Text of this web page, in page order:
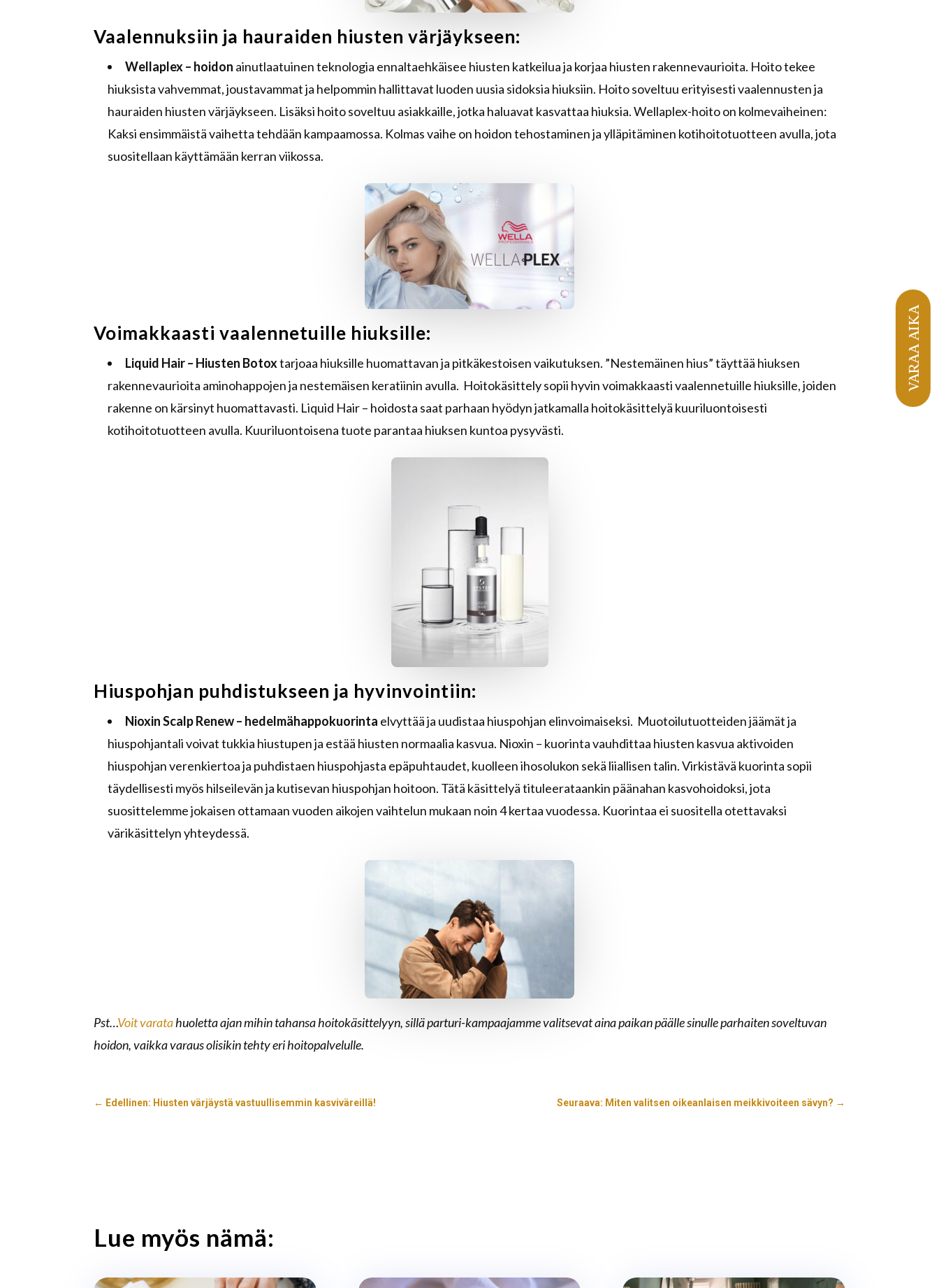
Vaalennuksiin ja hauraiden hiusten värjäykseen:
Wellaplex– hoidon ainutlaatuinen teknologia ennaltaehkäisee hiusten katkeilua ja korjaa hiusten rakennevaurioita. Hoito tekee
hiuksista vahvemmat, joustavammat ja helpommin hallittavat luoden uusia sidoksia hiuksiin. Hoito soveltuu erityisesti vaalennusten ja
hauraiden hiusten värjäykseen. Lisäksi hoito soveltuu asiakkaille, jotka haluavat kasvattaa hiuksia. Wellaplex-hoito on kolmevaiheinen:
Kaksi ensimmäistä vaihetta tehdään kampaamossa. Kolmas vaihe on hoidon tehostaminen ja ylläpitäminen kotihoitotuotteen avulla, jota
suositellaan käyttämään kerran viikossa.
Voimakkaasti vaalennetuille hiuksille:
Liquid Hair – Hiusten Botoxtarjoaa hiuksille huomattavan ja pitkäkestoisen vaikutuksen. ”Nestemäinen hius” täyttää hiuksen
rakennevaurioita aminohappojen ja nestemäisen keratiinin avulla. Hoitokäsittely sopii hyvin voimakkaasti vaalennetuille hiuksille, joiden
rakenne on kärsinyt huomattavasti. Liquid Hair – hoidosta saat parhaan hyödyn jatkamalla hoitokäsittelyä kuuriluontoisesti
kotihoitotuotteen avulla. Kuuriluontoisena tuote parantaa hiuksen kuntoa pysyvästi.
Hiuspohjan puhdistukseen ja hyvinvointiin:
Nioxin Scalp Renew – hedelmähappokuorinta elvyttää ja uudistaa hiuspohjan elinvoimaiseksi. Muotoilutuotteiden jäämät ja
hiuspohjantali voivat tukkia hiustupen ja estää hiusten normaalia kasvua. Nioxin – kuorinta vauhdittaa hiusten kasvua aktivoiden
hiuspohjan verenkiertoa ja puhdistaen hiuspohjasta epäpuhtaudet, kuolleen ihosolukon sekä liiallisen talin. Virkistävä kuorinta sopii
täydellisesti myös hilseilevän ja kutisevan hiuspohjan hoitoon. Tätä käsittelyä tituleerataankin päänahan kasvohoidoksi, jota
suosittelemme jokaisen ottamaan vuoden aikojen vaihtelun mukaan noin 4 kertaa vuodessa. Kuorintaa ei suositella otettavaksi
värikäsittelyn yhteydessä.
Pst…Voit varatahuoletta ajan mihin tahansa hoitokäsittelyyn, sillä parturi-kampaajamme valitsevat aina paikan päälle sinulle parhaiten soveltuvan
hoidon, vaikka varaus olisikin tehty eri hoitopalvelulle.
← Edellinen: Hiusten värjäystä vastuullisemmin kasviväreillä! Seuraava: Miten valitsen oikeanlaisen meikkivoiteen sävyn? →
Lue myös nämä:
VARAA AIKA